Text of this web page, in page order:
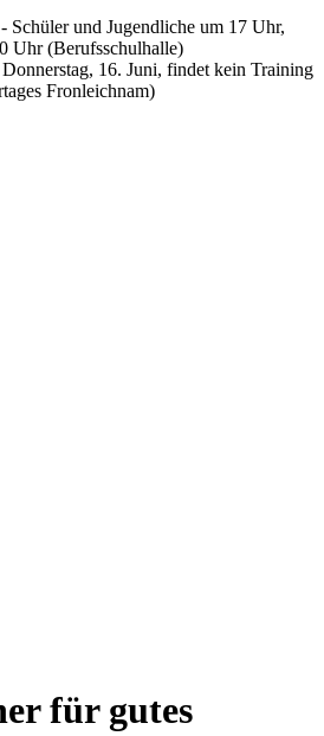
Schüler und Jugendliche um 17 Uhr,
Uhr (Berufsschulhalle)
16. Juni, findet kein Training
Fronleichnam)
für gutes